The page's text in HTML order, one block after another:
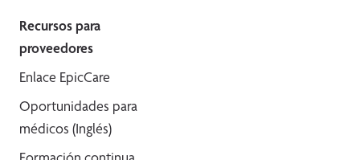
Recursos para
proveedores
Enlace EpicCare
Oportunidades para
médicos (Inglés)